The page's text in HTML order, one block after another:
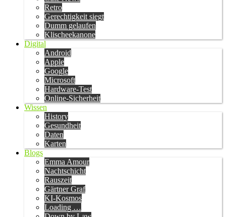
Retro
Gerechtigkeit siegt
Dumm gelaufen
Klischeekanone
Digital
Android
Apple
Google
Microsoft
Hardware-Test
Online-Sicherheit
Wissen
History
Gesundheit
Daten
Karten
Blogs
Emma Amour
Nachtschicht
Rauszeit
Gärtner Graf
KI-Kosmos
Loading …